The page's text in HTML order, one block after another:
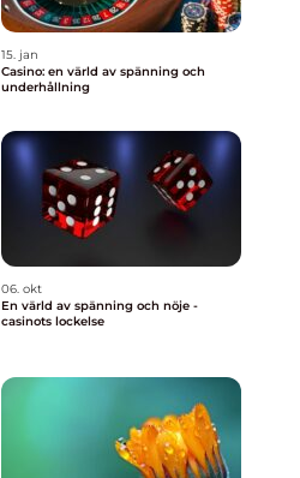
15. jan
Casino: en värld av spänning och
underhållning
06. okt
En värld av spänning och nöje -
casinots lockelse